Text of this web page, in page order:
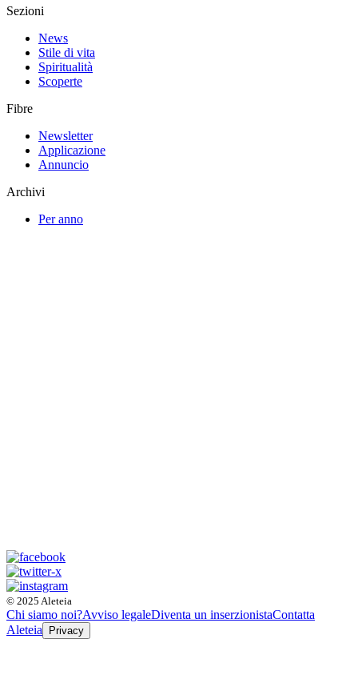
Sezioni
News
Stile di vita
Spiritualità
Scoperte
Fibre
Newsletter
Applicazione
Annuncio
Archivi
Per anno
© 2025 Aleteia
Chi siamo noi?Avviso legaleDiventa un inserzionistaContatta
Aleteia
Privacy